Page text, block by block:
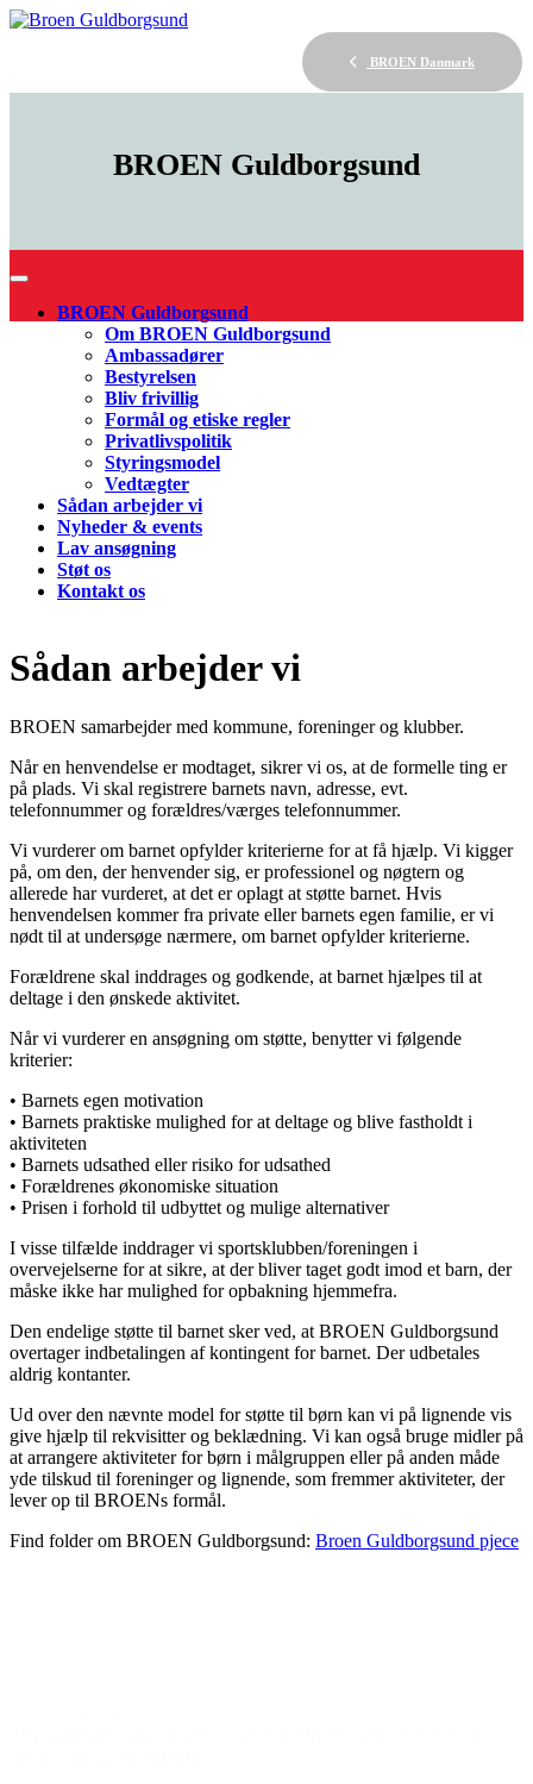
BROEN Danmark
BROEN Guldborgsund
BROEN Guldborgsund
Om BROEN Guldborgsund
Ambassadører
Bestyrelsen
Bliv frivillig
Formål og etiske regler
Privatlivspolitik
Styringsmodel
Vedtægter
Sådan arbejder vi
Nyheder & events
Lav ansøgning
Støt os
Kontakt os
Sådan arbejder vi
BROEN samarbejder med kommune, foreninger og klubber.
Når en henvendelse er modtaget, sikrer vi os, at de formelle ting er
på plads. Vi skal registrere barnets navn, adresse, evt.
telefonnummer og forældres/værges telefonnummer.
Vi vurderer om barnet opfylder kriterierne for at få hjælp. Vi kigger
på, om den, der henvender sig, er professionel og nøgtern og
allerede har vurderet, at det er oplagt at støtte barnet. Hvis
henvendelsen kommer fra private eller barnets egen familie, er vi
nødt til at undersøge nærmere, om barnet opfylder kriterierne.
Forældrene skal inddrages og godkende, at barnet hjælpes til at
deltage i den ønskede aktivitet.
Når vi vurderer en ansøgning om støtte, benytter vi følgende
kriterier:
• Barnets egen motivation
• Barnets praktiske mulighed for at deltage og blive fastholdt i
aktiviteten
• Barnets udsathed eller risiko for udsathed
• Forældrenes økonomiske situation
• Prisen i forhold til udbyttet og mulige alternativer
I visse tilfælde inddrager vi sportsklubben/foreningen i
overvejelserne for at sikre, at der bliver taget godt imod et barn, der
måske ikke har mulighed for opbakning hjemmefra.
Den endelige støtte til barnet sker ved, at BROEN Guldborgsund
overtager indbetalingen af kontingent for barnet. Der udbetales
aldrig kontanter.
Ud over den nævnte model for støtte til børn kan vi på lignende vis
give hjælp til rekvisitter og beklædning. Vi kan også bruge midler på
at arrangere aktiviteter for børn i målgruppen eller på anden måde
yde tilskud til foreninger og lignende, som fremmer aktiviteter, der
lever op til BROENs formål.
Find folder om BROEN Guldborgsund: Broen Guldborgsund pjece